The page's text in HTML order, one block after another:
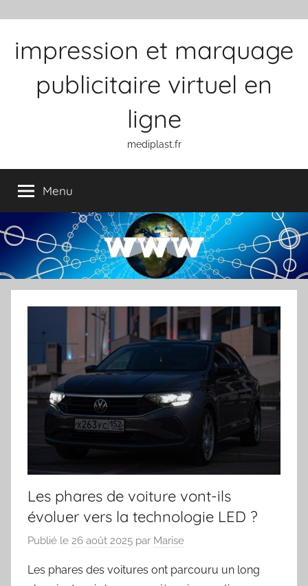
impression et marquage
publicitaire virtuel en
ligne
mediplast.fr
Menu
Les phares de voiture vont-ils
évoluer vers la technologie LED ?
Publié le 26 août 2025 par Marise
Les phares des voitures ont parcouru un long